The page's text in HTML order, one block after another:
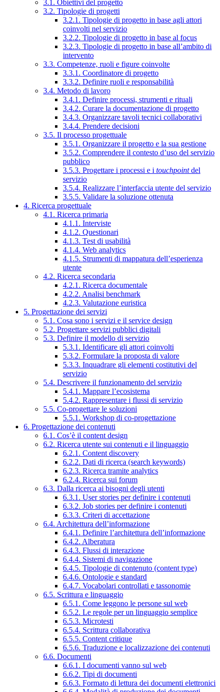
3.1. Obiettivi del progetto
3.2. Tipologie di progetti
3.2.1. Tipologie di progetto in base agli attori
coinvolti nel servizio
3.2.2. Tipologie di progetto in base al focus
3.2.3. Tipologie di progetto in base all’ambito di
intervento
3.3. Competenze, ruoli e figure coinvolte
3.3.1. Coordinatore di progetto
3.3.2. Definire ruoli e responsabilità
3.4. Metodo di lavoro
3.4.1. Definire processi, strumenti e rituali
3.4.2. Curare la documentazione di progetto
3.4.3. Organizzare tavoli tecnici collaborativi
3.4.4. Prendere decisioni
3.5. Il processo progettuale
3.5.1. Organizzare il progetto e la sua gestione
3.5.2. Comprendere il contesto d’uso del servizio
pubblico
3.5.3. Progettare i processi e i touchpointdel
servizio
3.5.4. Realizzare l’interfaccia utente del servizio
3.5.5. Validare la soluzione ottenuta
4. Ricerca progettuale
4.1. Ricerca primaria
4.1.1. Interviste
4.1.2. Questionari
4.1.3. Test di usabilità
4.1.4. Web analytics
4.1.5. Strumenti di mappatura dell’esperienza
utente
4.2. Ricerca secondaria
4.2.1. Ricerca documentale
4.2.2. Analisi benchmark
4.2.3. Valutazione euristica
5. Progettazione dei servizi
5.1. Cosa sono i servizi e il service design
5.2. Progettare servizi pubblici digitali
5.3. Definire il modello di servizio
5.3.1. Identificare gli attori coinvolti
5.3.2. Formulare la proposta di valore
5.3.3. Inquadrare gli elementi costitutivi del
servizio
5.4. Descrivere il funzionamento del servizio
5.4.1. Mappare l’ecosistema
5.4.2. Rappresentare i flussi di servizio
5.5. Co-progettare le soluzioni
5.5.1. Workshop di co-progettazione
6. Progettazione dei contenuti
6.1. Cos’è il content design
6.2. Ricerca utente sui contenuti e il linguaggio
6.2.1. Content discovery
6.2.2. Dati di ricerca (search keywords)
6.2.3. Ricerca tramite analytics
6.2.4. Ricerca sui forum
6.3. Dalla ricerca ai bisogni degli utenti
6.3.1. User stories per definire i contenuti
6.3.2. Job stories per definire i contenuti
6.3.3. Criteri di accettazione
6.4. Architettura dell’informazione
6.4.1. Definire l’architettura dell’informazione
6.4.2. Alberatura
6.4.3. Flussi di interazione
6.4.4. Sistemi di navigazione
6.4.5. Tipologie di contenuto (content type)
6.4.6. Ontologie e standard
6.4.7. Vocabolari controllati e tassonomie
6.5. Scrittura e linguaggio
6.5.1. Come leggono le persone sul web
6.5.2. Le regole per un linguaggio semplice
6.5.3. Microtesti
6.5.4. Scrittura collaborativa
6.5.5. Content critique
6.5.6. Traduzione e localizzazione dei contenuti
6.6. Documenti
6.6.1. I documenti vanno sul web
6.6.2. Tipi di documenti
6.6.3. Formato di lettura dei documenti elettronici